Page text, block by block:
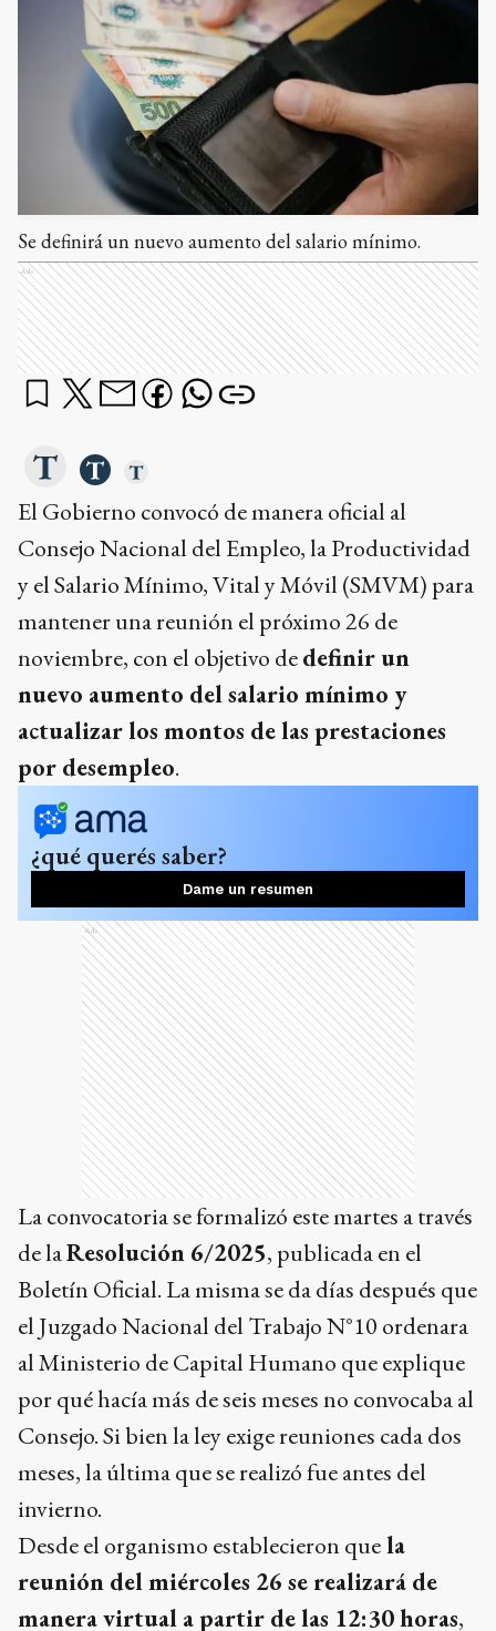
Se definirá un nuevo aumento del salario mínimo.
Ads
El Gobierno convocó de manera oficial al
Consejo Nacional del Empleo, la Productividad
y el Salario Mínimo, Vital y Móvil (SMVM) para
mantener una reunión el próximo 26 de
noviembre, con el objetivo dedefinir un
nuevo aumento del salario mínimo y
actualizar los montos de las prestaciones
por desempleo.
¿qué querés saber?
Dame un resumen
Ads
La convocatoria se formalizó este martes a través
de laResolución 6/2025, publicada en el
Boletín Oficial. La misma se da días después que
el Juzgado Nacional del Trabajo N°10 ordenara
al Ministerio de Capital Humano que explique
por qué hacía más de seis meses no convocaba al
Consejo. Si bien la ley exige reuniones cada dos
meses, la última que se realizó fue antes del
invierno.
Desde el organismo establecieron quela
reunión del miércoles 26 se realizará de
manera virtual a partir de las 12:30 horas,